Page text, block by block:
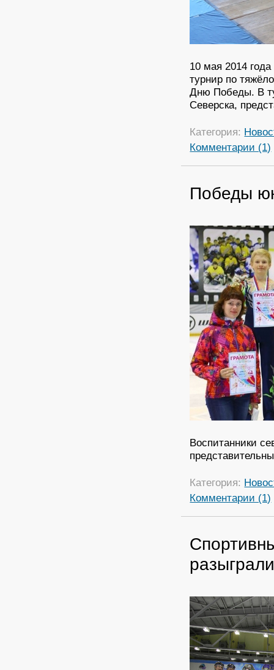
10 мая 2014
турнир по
Дню Победы. В
Северска,
Категория:
Комментарии (1)
Победы
Воспитанники
Категория:
Комментарии (1)